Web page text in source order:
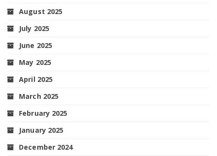
August 2025
July 2025
June 2025
May 2025
April 2025
March 2025
February 2025
January 2025
December 2024